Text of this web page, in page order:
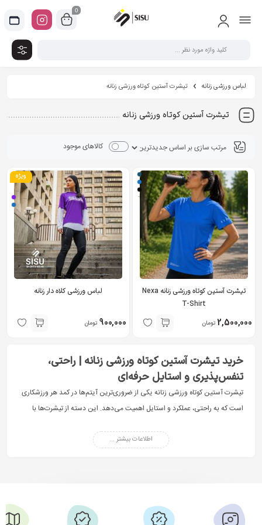
0
لباس ورزشی زنانه تیشرت آستین کوتاه ورزشی زنانه
تیشرت آستین کوتاه ورزشی زنانه
کالاهای موجود
+
تیشرت آستین کوتاه ورزشی زنانه Nexa
T-Shirt
2,500,000 تومان
ویژه
لباس ورزشی کلاه دار زنانه
900,000 تومان
خرید تیشرت آستین کوتاه ورزشی زنانه | راحتی،
تنفس‌پذیری و استایل حرفه‌ای
تیشرت آستین کوتاه ورزشی زنانه یکی از ضروری‌ترین آیتم‌ها در کمد هر ورزشکاری
است که به راحتی، عملکرد و استایل اهمیت می‌دهد. این دسته از تیشرت‌ها با
احساس سبکی و خنکی داشته باشید و عملکرد بهتری ارائه دهید.
باشد، این دسته‌بندی بهترین انتخاب برای شماست.
تیشرت آستین کوتاه ورزشی زنانه چیست و چرا انتخاب آن
اطلاعات بیشتر ...